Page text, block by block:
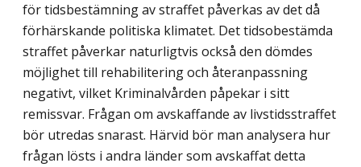
för tidsbestämning av straffet påverkas av det då
förhärskande politiska klimatet. Det tidsobestämda
straffet påverkar naturligtvis också den dömdes
möjlighet till rehabilitering och återanpassning
negativt, vilket Kriminalvården påpekar i sitt
remissvar. Frågan om avskaffande av livstidsstraffet
bör utredas snarast. Härvid bör man analysera hur
frågan lösts i andra länder som avskaffat detta